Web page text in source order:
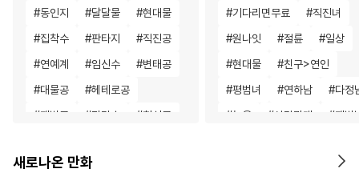
#동인지 #달달물 #현대물
#집착수 #판타지 #직진공
#연예계 #임신수 #변태공
#대물공 #헤테로공
#재벌공 #민감수 #헌신공
#짝사랑 #무심공
#기다리면무료 #직진녀
#원나잇 #절륜 #일상
#현대물 #친구>연인
#평범녀 #연하남 #다정
#능욕 #삼각관계 #재벌
게임
새로나온 만화